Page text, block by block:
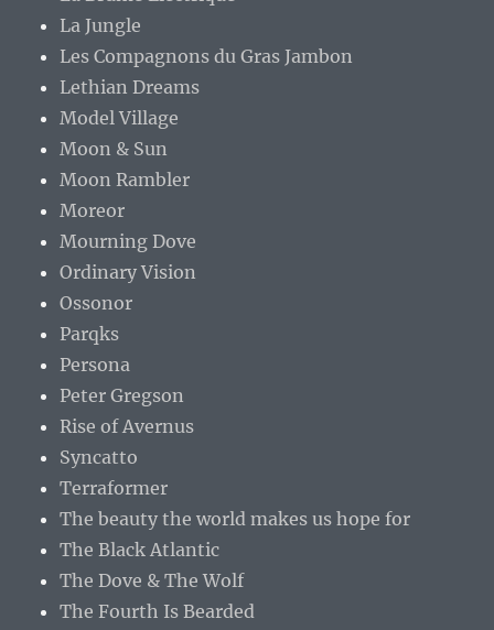
La Jungle
Les Compagnons du Gras Jambon
Lethian Dreams
Model Village
Moon & Sun
Moon Rambler
Moreor
Mourning Dove
Ordinary Vision
Ossonor
Parqks
Persona
Peter Gregson
Rise of Avernus
Syncatto
Terraformer
The beauty the world makes us hope for
The Black Atlantic
The Dove & The Wolf
The Fourth Is Bearded